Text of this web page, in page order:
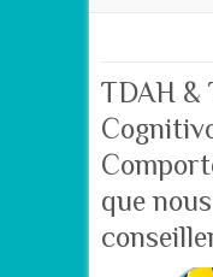
TDAH &
que